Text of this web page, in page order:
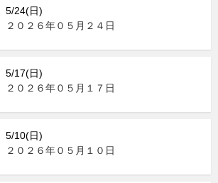
5/24(日)
２０２６年０５月２４日
5/17(日)
２０２６年０５月１７日
5/10(日)
２０２６年０５月１０日